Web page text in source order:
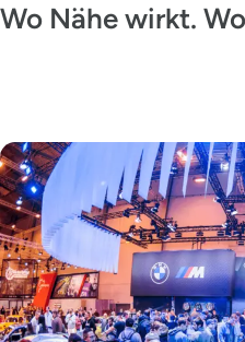
Wo Nähe wirkt.